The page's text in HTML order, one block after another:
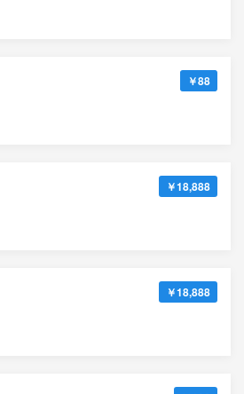
￥88
￥18,888
￥18,888